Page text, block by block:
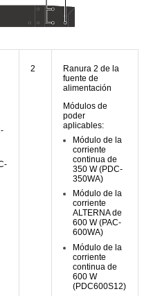
2
Ranura 2 de la
fuente de
alimentación
Módulos de
poder
aplicables:
Módulo de la
corriente
continua de
350 W (PDC-
350WA)
Módulo de la
corriente
ALTERNA de
600 W (PAC-
600WA)
Módulo de la
corriente
continua de
600 W
(PDC600S12)